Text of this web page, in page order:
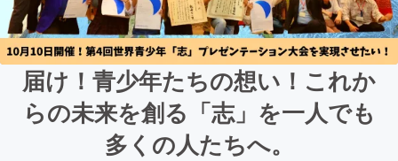
届け！青少年たちの想い！これか
らの未来を創る「志」を一人でも
多くの人たちへ。